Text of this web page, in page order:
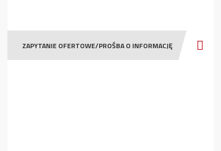
ZAPYTANIE OFERTOWE/PROŚBA O INFORMACJĘ